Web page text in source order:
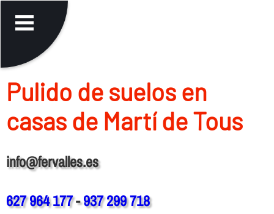
Pulido de suelos en
casas de Martí de Tous
info@fervalles.es
627 964 177-937 299 718